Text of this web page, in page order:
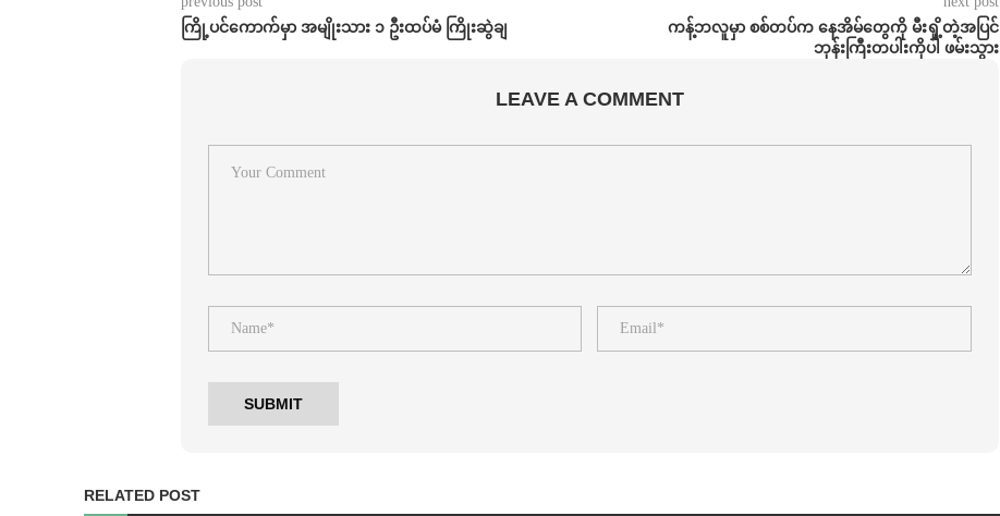
ကြို့ပင်ကောက်မှာ အမျိုးသား ၁ ဦးထပ်မံ ကြိုးဆွဲချ
ကန့်ဘလူမှာ စစ်တပ်က နေအိမ်တွေကို မီးရှို့တဲ့အပြင်
ဘုန်းကြီးတပါးကိုပါ ဖမ်းသွား
LEAVE A COMMENT
RELATED POST